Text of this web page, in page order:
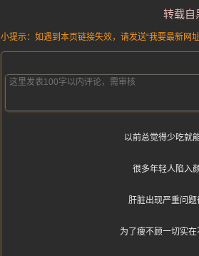
转载自
小提示：如遇到本页链接失效，请发送“我要最新网
以前总觉得少吃就
很多年轻人陷入
肝脏出现严重问题
为了瘦不顾一切实